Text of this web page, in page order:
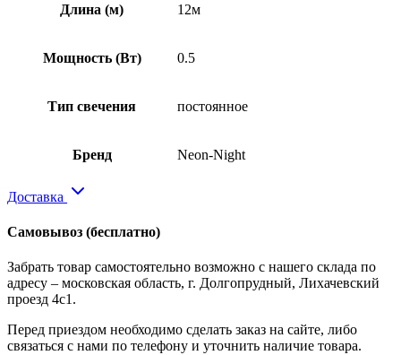
Длина (м) 12м
Мощность (Вт) 0.5
Тип свечения постоянное
Бренд Neon-Night
Доставка
Самовывоз (бесплатно)
Забрать товар самостоятельно возможно с нашего склада по
адресу – московская область, г. Долгопрудный, Лихачевский
проезд 4с1.
Перед приездом необходимо сделать заказ на сайте, либо
связаться с нами по телефону и уточнить наличие товара.